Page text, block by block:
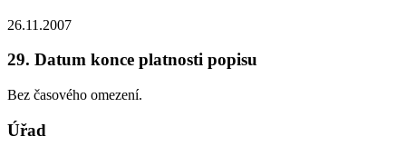
26.11.2007
29. Datum konce platnosti popisu
Bez časového omezení.
Úřad